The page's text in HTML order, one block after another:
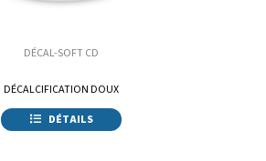
DÉCAL-SOFT CD
DÉCALCIFICATION DOUX
DÉTAILS